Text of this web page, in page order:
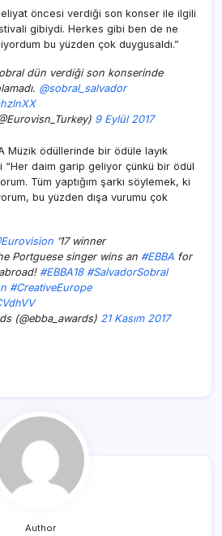
öncesi verdiği son konser ile ilgili
gibiydi. Herkes gibi ben de ne
bu yüzden çok duygusaldı.”
dün verdiği son konserinde
@sobral_salvador
9 Eylül 2017
Müzik ödüllerinde bir ödüle layık
“Her daim garip geliyor çünkü bir ödül
Tüm yaptığım şarkı söylemek, ki
bu yüzden dışa vurumu çok
’17 winner
Portguese singer wins an #EBBAfor
#EBBA18 #SalvadorSobral
#CreativeEurope
(@ebba_awards) 21 Kasım 2017
Author